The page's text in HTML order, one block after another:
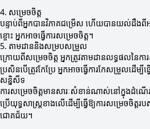
4. សម្រេចចិត្ត
បន្ទាប់ពីអ្នកបានវិភាគជម្រើស ហើយបានយល់ដឹ
ខ្ចោះ អ្នកអាចធ្វើការសម្រេចចិត្ត។
5. តាមដាននិងសម្របសម្រួល
ក្រោយពីសម្រេចចិត្ត អ្នកត្រូវតាមដានលទ្ធផលនៃកា
ប្រសិនបើត្រូវកែប្រែ អ្នកអាចធ្វើការកែសម្រួលដើម្បីធ្
សន្និសីទ
ការសម្រេចចិត្តមានសារៈសំខាន់ណាស់នៅក្នុងដំណើ
ប្រើយុទ្ធសាស្ត្រខាងលើដើម្បីធ្វើឱ្យការសម្រេចចិត្ត
ជោគជ័យ។